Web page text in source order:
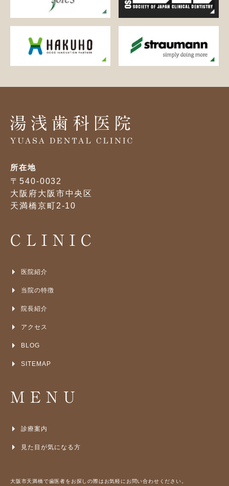
所在地
〒540-0032
大阪府大阪市中央区
天満橋京町2-10
CLINIC
医院紹介
当院の特徴
院長紹介
アクセス
BLOG
SITEMAP
MENU
診療案内
見た目が気になる方
大阪市天満橋で歯医者をお探しの際はお気軽にお問い合わせください。